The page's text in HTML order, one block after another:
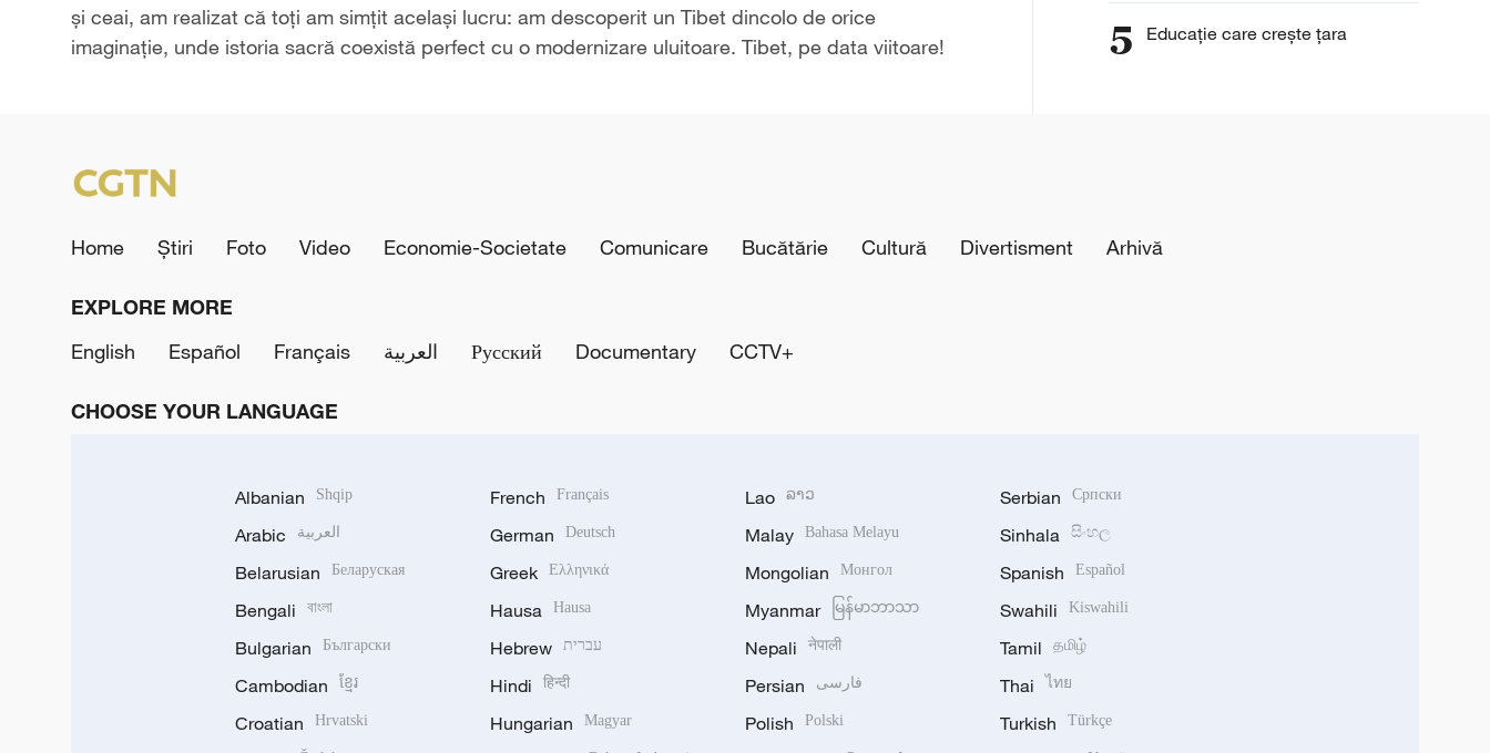
și ceai, am realizat că toți am simțit același lucru: am descoperit un Tibet dincolo de orice
imaginație, unde istoria sacră coexistă perfect cu o modernizare uluitoare. Tibet, pe data viitoare!
5 Educație care crește țara
Home Știri Foto Video Economie-Societate Comunicare Bucătărie Cultură Divertisment Arhivă
EXPLORE MORE
English
Español Français العربية Русский Documentary CCTV+
CHOOSE YOUR LANGUAGE
Albanian Shqip
Arabic العربية
Belarusian Беларуская
Bengali বাংলা
Bulgarian Български
Cambodian ខ្មែរ
Croatian Hrvatski
French Français
German Deutsch
Greek Ελληνικά
Hausa Hausa
Hebrew עברית
Hindi हिन्दी
Hungarian Magyar
Lao ລາວ
Malay Bahasa Melayu
Mongolian Монгол
Myanmar မြန်မာဘာသာ
Nepali नेपाली
Persian فارسی
Polish Polski
Serbian Српски
Sinhala සිංහල
Spanish Español
Swahili Kiswahili
Tamil தமிழ்
Thai ไทย
Turkish Türkçe